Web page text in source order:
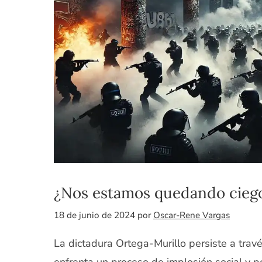
¿Nos estamos quedando
18 de junio de 2024 por Oscar-Rene Vargas
La dictadura Ortega-Murillo persiste a